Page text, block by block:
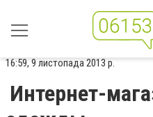
16:59, 9 листопада 2013 р.
Интернет-